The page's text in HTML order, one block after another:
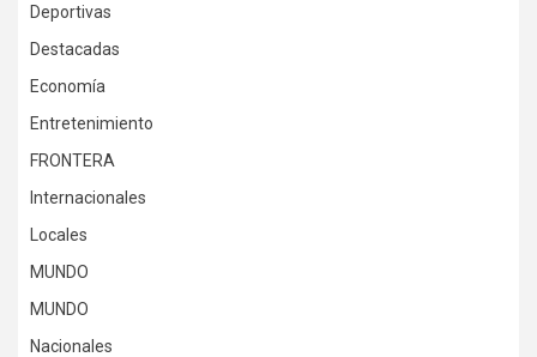
Deportivas
Destacadas
Economía
Entretenimiento
FRONTERA
Internacionales
Locales
MUNDO
MUNDO
Nacionales